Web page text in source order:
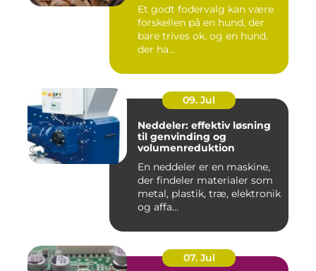
Et godt fodervalg kan være
forskellen på en hund, der
bare trives ok, og en hund,
der ha...
09. Jul
Neddeler: effektiv løsning
til genvinding og
volumenreduktion
En neddeler er en maskine,
der findeler materialer som
metal, plastik, træ, elektronik
og affa...
07. Jul